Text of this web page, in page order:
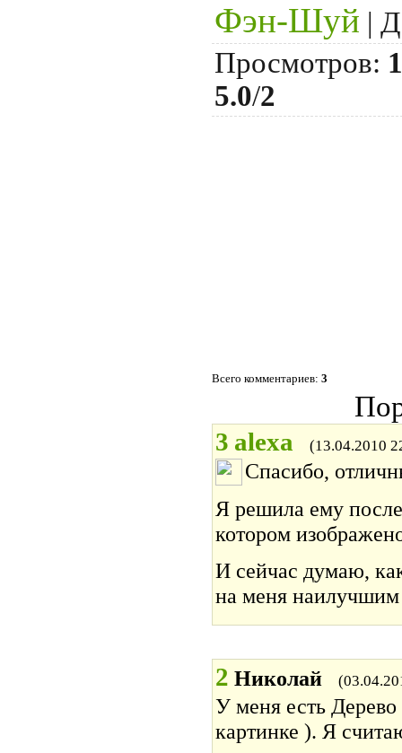
Фэн-Шуй |
Просмотров:
5.0/2
Всего комментариев: 3
3 alexa (13.04.2010
Спасибо,
Я решила ему
котором
И сейчас думаю,
на меня наилучшим
2 Николай
У меня есть Дерево
картинке ). Я